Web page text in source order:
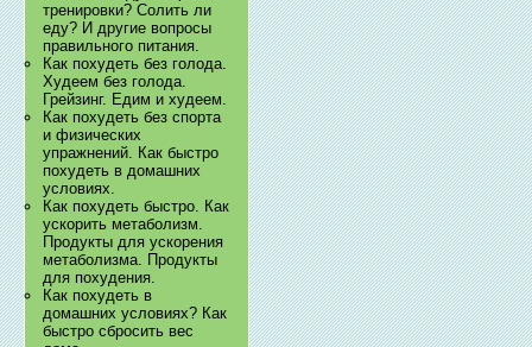
тренировки? Солить ли
еду? И другие вопросы
правильного питания.
Как похудеть без голода.
Худеем без голода.
Грейзинг. Едим и худеем.
Как похудеть без спорта
и физических
упражнений. Как быстро
похудеть в домашних
условиях.
Как похудеть быстро. Как
ускорить метаболизм.
Продукты для ускорения
метаболизма. Продукты
для похудения.
Как похудеть в
домашних условиях? Как
быстро сбросить вес